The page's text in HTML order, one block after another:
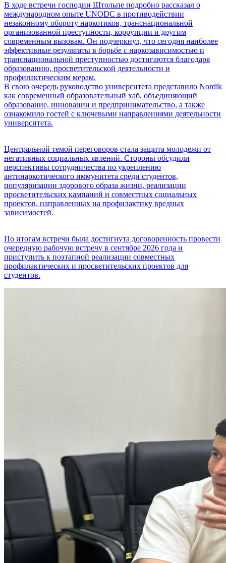
В ходе встречи господин Штольпе подробно рассказал о
международном опыте UNODC в противодействии
незаконному обороту наркотиков, транснациональной
организованной преступности, коррупции и другим
современным вызовам. Он подчеркнул, что сегодня наиболее
эффективные результаты в борьбе с наркозависимостью и
транснациональной преступностью достигаются благодаря
образованию, просветительской деятельности и
профилактическим мерам.
В свою очередь руководство университета представило Nordik
как современный образовательный хаб, объединяющий
образование, инновации и предпринимательство, а также
ознакомило гостей с ключевыми направлениями деятельности
университета.
Центральной темой переговоров стала защита молодежи от
негативных социальных явлений. Стороны обсудили
перспективы сотрудничества по укреплению
антинаркотического иммунитета среди студентов,
популяризации здорового образа жизни, реализации
просветительских кампаний и совместных социальных
проектов, направленных на профилактику вредных
зависимостей.
По итогам встречи была достигнута договоренность провести
очередную рабочую встречу в сентябре 2026 года и
приступить к поэтапной реализации совместных
профилактических и просветительских проектов для
студентов.